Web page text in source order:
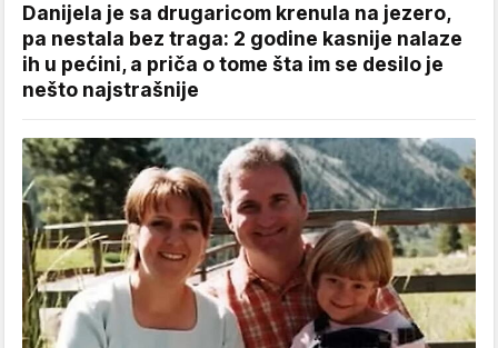
Danijela je sa drugaricom krenula na jezero,
pa nestala bez traga: 2 godine kasnije nalaze
ih u pećini, a priča o tome šta im se desilo je
nešto najstrašnije